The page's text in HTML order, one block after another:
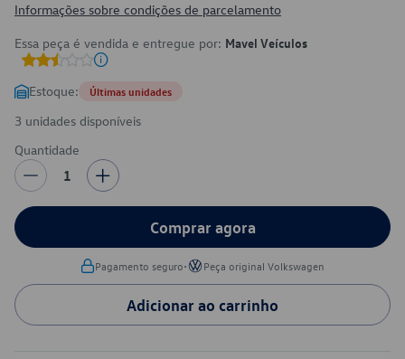
Informações sobre condições de parcelamento
Essa peça é vendida e entregue por: Mavel Veículos
Estoque: Últimas unidades
3 unidades disponíveis
Quantidade
1
Comprar agora
Pagamento seguro• Peça original Volkswagen
Adicionar ao carrinho